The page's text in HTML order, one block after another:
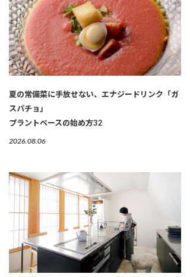
夏の常備菜に手放せない、エナジードリンク「ガ
スパチョ」
プラントベースの始め方32
2026.08.06